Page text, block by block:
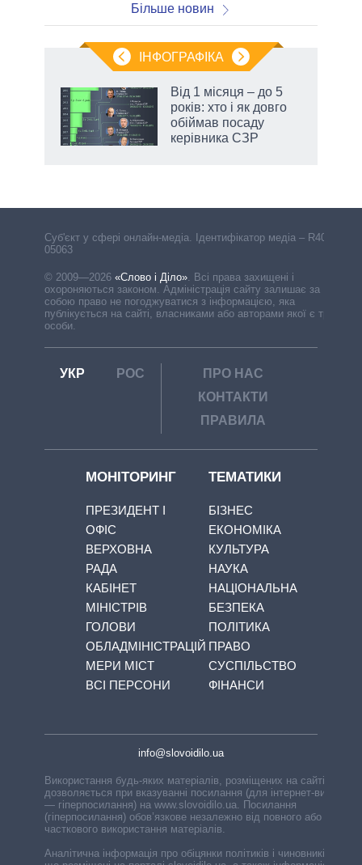
Більше новин
ІНФОГРАФІКА
Від 1 місяця – до 5
років: хто і як довго
обіймав посаду
керівника СЗР
Cуб'єкт у сфері онлайн-медіа. Ідентифікатор медіа – R40-
05063
© 2009—2026 «Слово і Діло»
Всі права захищені і
охороняються законом. Адміністрація сайту залишає за
собою право не погоджуватися з інформацією, яка
публікується на сайті, власниками або авторами якої є треті
особи.
УКР РОС
ПРО НАС
КОНТАКТИ
ПРАВИЛА
МОНІТОРИНГ
ПРЕЗИДЕНТ І
ОФІС
ВЕРХОВНА
РАДА
КАБІНЕТ
МІНІСТРІВ
ГОЛОВИ
ОБЛАДМІНІСТРАЦІЙ
МЕРИ МІСТ
ВСІ ПЕРСОНИ
ТЕМАТИКИ
БІЗНЕС
ЕКОНОМІКА
КУЛЬТУРА
НАУКА
НАЦІОНАЛЬНА
БЕЗПЕКА
ПОЛІТИКА
ПРАВО
СУСПІЛЬСТВО
ФІНАНСИ
info@slovoidilo.ua
Використання будь-яких матеріалів, розміщених на сайті,
дозволяється при вказуванні посилання (для інтернет-видань
— гіперпосилання) на www.slovoidilo.ua. Посилання
(гіперпосилання) обов’язкове незалежно від повного або
часткового використання матеріалів.
Аналітична інформація про обіцянки політиків і чиновників,